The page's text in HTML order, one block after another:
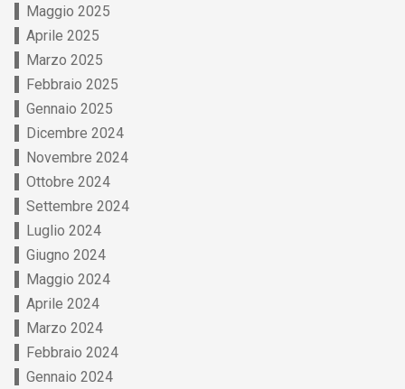
Maggio 2025
Aprile 2025
Marzo 2025
Febbraio 2025
Gennaio 2025
Dicembre 2024
Novembre 2024
Ottobre 2024
Settembre 2024
Luglio 2024
Giugno 2024
Maggio 2024
Aprile 2024
Marzo 2024
Febbraio 2024
Gennaio 2024